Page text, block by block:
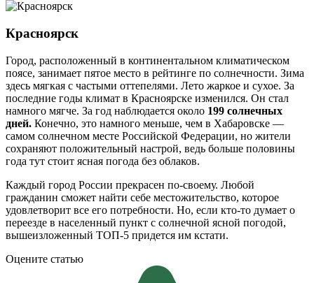
Красноярск
Город, расположенный в континентальном климатическом
поясе, занимает пятое место в рейтинге по солнечности. Зима
здесь мягкая с частыми оттепелями. Лето жаркое и сухое. За
последние годы климат в Красноярске изменился. Он стал
намного мягче. За год наблюдается около 199 солнечных
дней. Конечно, это намного меньше, чем в Хабаровске —
самом солнечном месте Российской Федерации, но жители
сохраняют положительный настрой, ведь больше половины
года тут стоит ясная погода без облаков.
Каждый город России прекрасен по-своему. Любой
гражданин сможет найти себе местожительство, которое
удовлетворит все его потребности. Но, если кто-то думает о
переезде в населенный пункт с солнечной ясной погодой,
вышеизложенный ТОП-5 придется им кстати.
Оцените статью